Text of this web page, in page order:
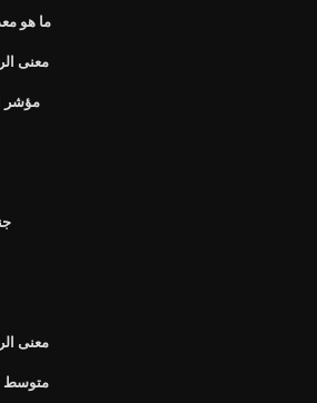
ما هو
معنى
مؤشر
معنى
متوسط